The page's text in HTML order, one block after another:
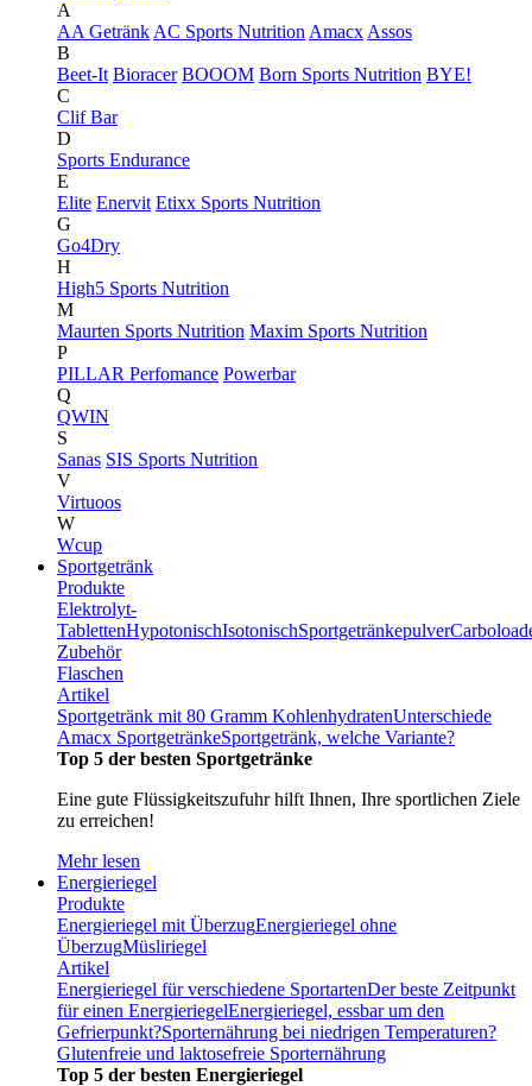
A
AA Getränk AC Sports Nutrition Amacx Assos
B
Beet-It Bioracer BOOOM Born Sports Nutrition BYE!
C
Clif Bar
D
Sports Endurance
E
Elite Enervit Etixx Sports Nutrition
G
Go4Dry
H
High5 Sports Nutrition
M
Maurten Sports Nutrition Maxim Sports Nutrition
P
PILLAR Perfomance Powerbar
Q
QWIN
S
Sanas SIS Sports Nutrition
V
Virtuoos
W
Wcup
Sportgetränk
Produkte
Elektrolyt-
TablettenHypotonischIsotonischSportgetränkepulver
Zubehör
Flaschen
Artikel
Sportgetränk mit 80 Gramm KohlenhydratenUnterschiede
Amacx SportgetränkeSportgetränk, welche Variante?
Top 5 der besten Sportgetränke
Eine gute Flüssigkeitszufuhr hilft Ihnen, Ihre sportlichen Ziele
zu erreichen!
Mehr lesen
Energieriegel
Produkte
Energieriegel mit ÜberzugEnergieriegel ohne
ÜberzugMüsliriegel
Artikel
Energieriegel für verschiedene SportartenDer beste Zeitpunkt
für einen EnergieriegelEnergieriegel, essbar um den
Gefrierpunkt?Sporternährung bei niedrigen Temperaturen?
Glutenfreie und laktosefreie Sporternährung
Top 5 der besten Energieriegel